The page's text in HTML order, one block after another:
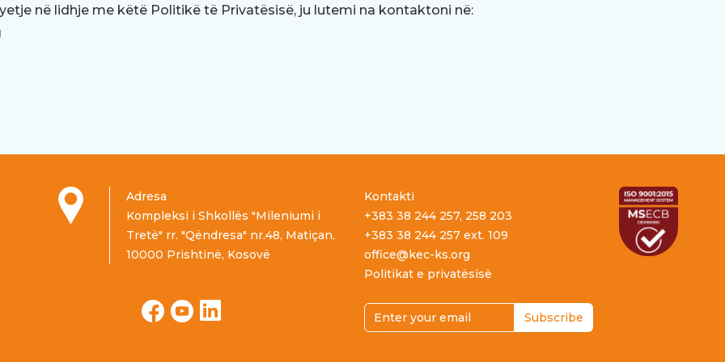
në lidhje me këtë Politikë të Privatësisë, ju lutemi na kontaktoni në:
Adresa
Kompleksi i Shkollës "Mileniumi i
Tretë" rr. "Qëndresa" nr.48, Matiçan,
10000 Prishtinë, Kosovë
Facebook
YouTubeLinkedIn
Kontakti
+383 38 244 257, 258 203
+383 38 244 257 ext. 109
office@kec-ks.org
Politikat e privatësisë
Email address Subscribe